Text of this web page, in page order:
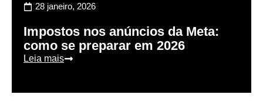
28 janeiro, 2026
Impostos nos anúncios da Meta:
como se preparar em 2026
Leia mais